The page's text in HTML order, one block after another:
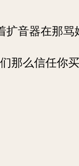
音器在那骂
么信任你